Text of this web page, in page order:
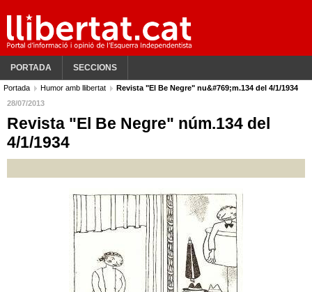
PORTADA SECCIONS
Portada Humor amb llibertat
Revista "El Be Negre" nu&#769;m.134 del 4/1/1934
28/07/2013
Revista "El Be Negre" núm.134 del
4/1/1934